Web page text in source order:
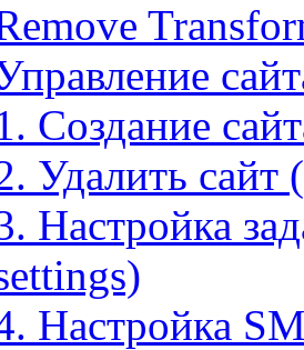
Создание
Удалить сайт
Настройка
Настройка